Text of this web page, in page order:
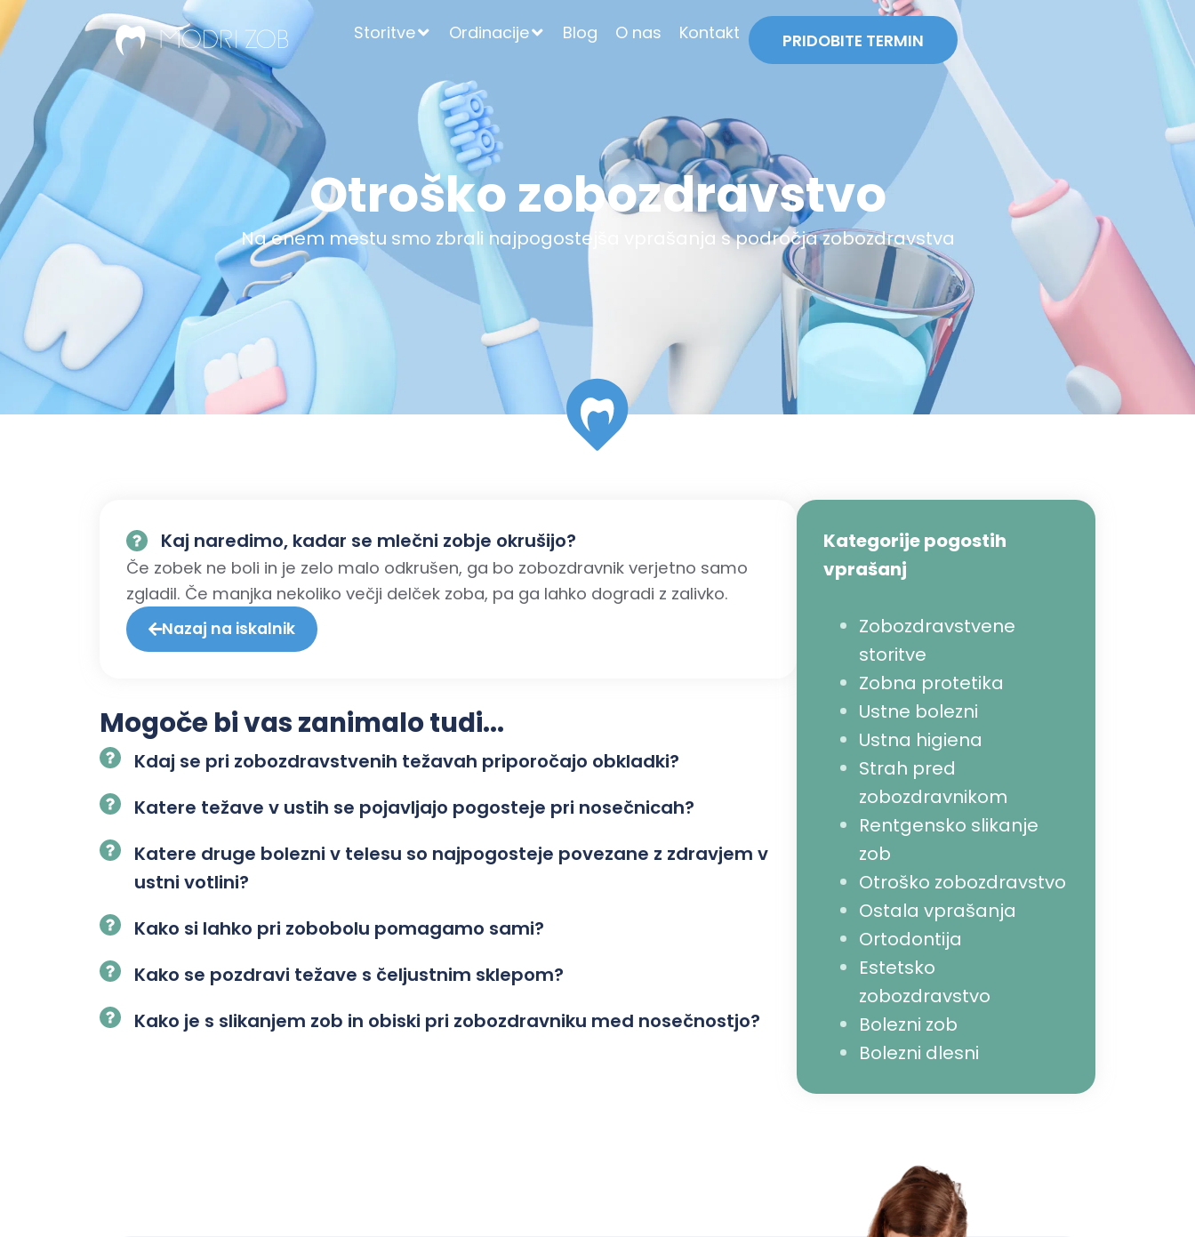
Storitve Ordinacije Blog O nas Kontakt PRIDOBITE TERMIN
Otroško zobozdravstvo
Na enem mestu smo zbrali najpogostejša vprašanja s področja zobozdravstva
Kaj naredimo, kadar se mlečni zobje okrušijo?
Če zobek ne boli in je zelo malo odkrušen, ga bo zobozdravnik verjetno samo
zgladil. Če manjka nekoliko večji delček zoba, pa ga lahko dogradi z zalivko.
Nazaj na iskalnik
Mogoče bi vas zanimalo tudi...
Kdaj se pri zobozdravstvenih težavah priporočajo obkladki?
Katere težave v ustih se pojavljajo pogosteje pri nosečnicah?
Katere druge bolezni v telesu so najpogosteje povezane z zdravjem v
ustni votlini?
Kako si lahko pri zobobolu pomagamo sami?
Kako se pozdravi težave s čeljustnim sklepom?
Kako je s slikanjem zob in obiski pri zobozdravniku med nosečnostjo?
Kategorije pogostih
vprašanj
Zobozdravstvene
storitve
Zobna protetika
Ustne bolezni
Ustna higiena
Strah pred
zobozdravnikom
Rentgensko slikanje
zob
Otroško zobozdravstvo
Ostala vprašanja
Ortodontija
Estetsko
zobozdravstvo
Bolezni zob
Bolezni dlesni